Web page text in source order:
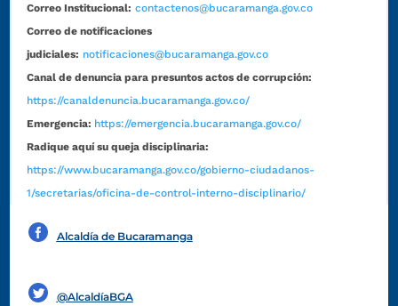
Correo Institucional: contactenos@bucaramanga.gov.co
Correo de notificaciones
judiciales: notificaciones@bucaramanga.gov.co
Canal de denuncia para presuntos actos de corrupción:
https://canaldenuncia.bucaramanga.gov.co/
Emergencia: https://emergencia.bucaramanga.gov.co/
Radique aquí su queja disciplinaria:
https://www.bucaramanga.gov.co/gobierno-ciudadanos-
1/secretarias/oficina-de-control-interno-disciplinario/
Alcaldía de Bucaramanga
@AlcaldíaBGA